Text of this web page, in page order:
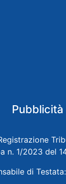
Pubblicità
n. 1/2023 del
di